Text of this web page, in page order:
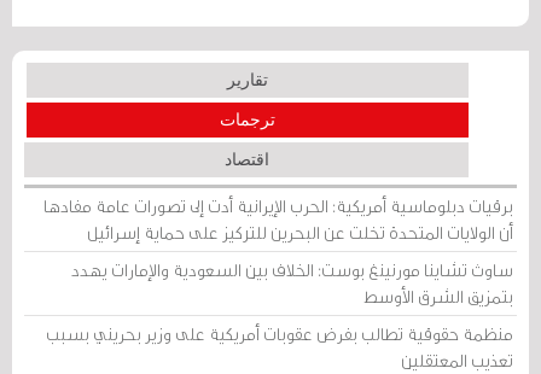
تقارير
ترجمات
اقتصاد
برقيات دبلوماسية أمريكية: الحرب الإيرانية أدت إلى تصورات عامة مفادها
أن الولايات المتحدة تخلت عن البحرين للتركيز على حماية إسرائيل
ساوث تشاينا مورنينغ بوست: الخلاف بين السعودية والإمارات يهدد
بتمزيق الشرق الأوسط
منظمة حقوقية تطالب بفرض عقوبات أمريكية على وزير بحريني بسبب
تعذيب المعتقلين